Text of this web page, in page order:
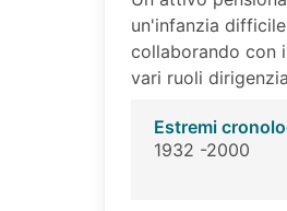
un'infanzia
collaborando con
vari ruoli
Estremi
1932 -2000